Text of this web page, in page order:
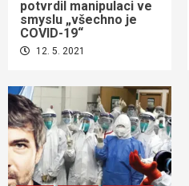
potvrdil manipulaci ve
smyslu „všechno je
COVID-19“
12. 5. 2021